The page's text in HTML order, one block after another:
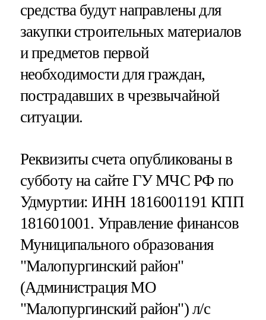
средства будут направлены для
закупки строительных материалов
и предметов первой
необходимости для граждан,
пострадавших в чрезвычайной
ситуации.
Реквизиты счета опубликованы в
субботу на сайте ГУ МЧС РФ по
Удмуртии: ИНН 1816001191 КПП
181601001. Управление финансов
Муниципального образования
"Малопургинский район"
(Администрация МО
"Малопургинский район") л/с